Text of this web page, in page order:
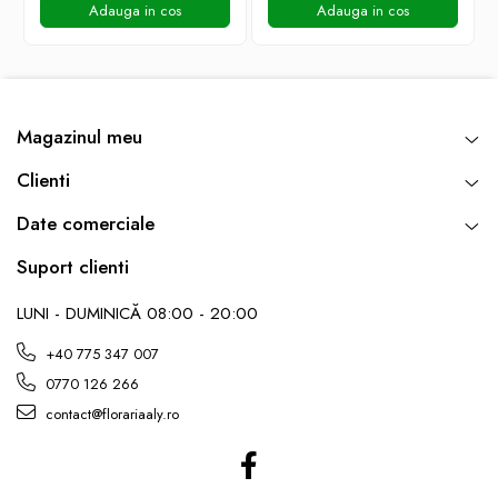
Adauga in cos Adauga in cos
Magazinul meu
Clienti
Date comerciale
Suport clienti
LUNI - DUMINICĂ 08:00 - 20:00
+40 775 347 007
0770 126 266
contact@florariaaly.ro